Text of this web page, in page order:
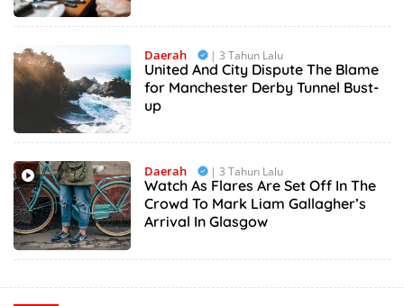
Daerah | 3 Tahun Lalu
United And City Dispute The Blame
for Manchester Derby Tunnel Bust-
up
Daerah | 3 Tahun Lalu
Watch As Flares Are Set Off In The
Crowd To Mark Liam Gallagher’s
Arrival In Glasgow